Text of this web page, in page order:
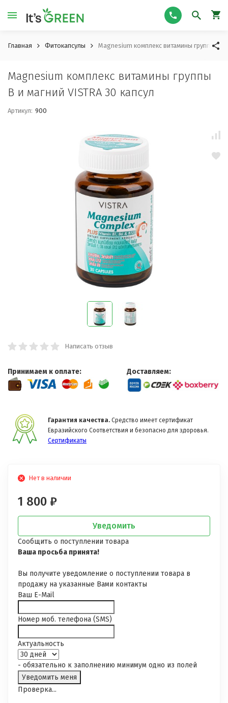
Главная Фитокапсулы Magnesium комплекс витамины группы В и
Magnesium комплекс витамины группы
В и магний VISTRA 30 капсул
Артикул: 900
Написать отзыв
Принимаем к оплате: Доставляем:
Гарантия качества. Средство имеет сертификат
Евразийского Соответствия и безопасно для здоровья.
Сертификаты
Нет в наличии
1 800 ₽
Уведомить
Сообщить о поступлении товара
Ваша просьба принята!
Вы получите уведомление о поступлении товара в
продажу на указанные Вами контакты
Ваш E-Mail
Номер моб. телефона (SMS)
Актуальность
- обязательно к заполнению минимум одно из полей
Проверка...